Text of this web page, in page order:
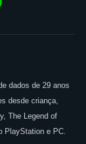
dados de 29 anos
desde criança,
The Legend of
PlayStation e PC.